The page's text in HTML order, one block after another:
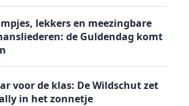
lekkers en meezingbare
de Guldendag komt
voor de klas: De Wildschut zet
in het zonnetje